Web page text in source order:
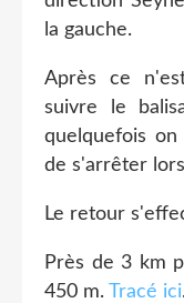
la gauche.
Après ce
suivre le
quelquefois
de s'arrêter
Le retour
Près de 3 km
450 m. Tracé ici